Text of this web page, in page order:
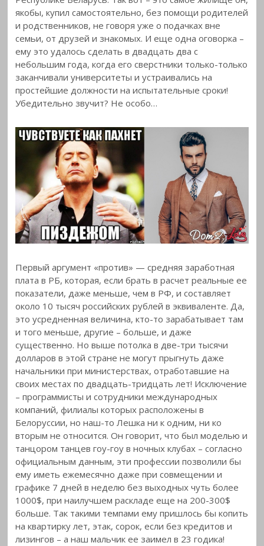
якобы, купил самостоятельно, без помощи родителей
и родственников,не говоря уже о подачках вне
семьи, от друзей и знакомых. И еще одна оговорка –
ему это удалось сделать в двадцать два с
небольшим года, когда его сверстники только-только
заканчивали университеты и устраивались на
простейшие должности на испытательные сроки!
Убедительно звучит? Не особо…
Первый аргумент «против» — средняя заработная
плата в РБ, которая, если брать в расчет реальные ее
показатели, даже меньше, чем в РФ, и составляет
около 10 тысяч российских рублей в эквиваленте. Да,
это усредненная величина, кто-то зарабатывает там
и того меньше, другие – больше, и даже
существенно. Но выше потолка в две-три тысячи
долларов в этой стране не могут прыгнуть даже
начальники при министерствах, отработавшие на
своих местах по двадцать-тридцать лет! Исключение
– программисты и сотрудники международных
компаний, филиалы которых расположены в
Белоруссии, но наш-то Лешка ни к одним, ни ко
вторым не относится. Он говорит, что был моделью и
танцором танцев гоу-гоу в ночных клубах – согласно
официальным данным, эти профессии позволили бы
ему иметь ежемесячно даже при совмещении и
графике 7 дней в неделю без выходных чуть более
1000$, при наилучшем раскладе еще на 200-300$
больше. Так такими темпами ему пришлось бы копить
на квартирку лет, этак, сорок, если без кредитов и
лизингов – а наш мальчик ее заимел в 23 годика!